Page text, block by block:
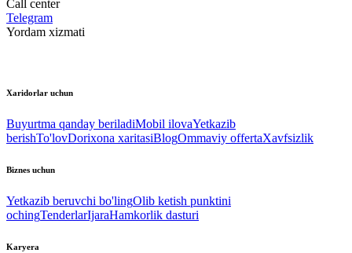
Call center
Telegram
Yordam xizmati
Xaridorlar uchun
Buyurtma qanday beriladiMobil ilovaYetkazib
berishTo'lovDorixona xaritasiBlogOmmaviy offertaXavfsizlik
Biznes uchun
Yetkazib beruvchi bo'lingOlib ketish punktini
ochingTenderlarIjaraHamkorlik dasturi
Karyera